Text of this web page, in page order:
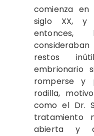
comienza
siglo XX, y
restos
embrionario
romperse y
rodilla,
como el Dr.
tratamiento
abierta y